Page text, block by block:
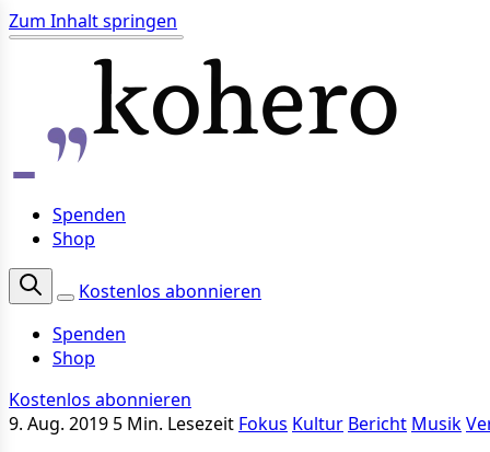
Zum Inhalt springen
Spenden
Shop
Kostenlos abonnieren
Spenden
Shop
Kostenlos abonnieren
9. Aug. 2019 5 Min. Lesezeit Fokus Kultur Bericht Musik